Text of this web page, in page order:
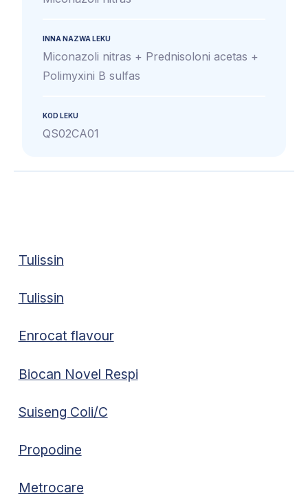
INNA NAZWA LEKU
Miconazoli nitras + Prednisoloni acetas +
Polimyxini B sulfas
KOD LEKU
QS02CA01
Tulissin
Tulissin
Enrocat flavour
Biocan Novel Respi
Suiseng Coli/C
Propodine
Metrocare